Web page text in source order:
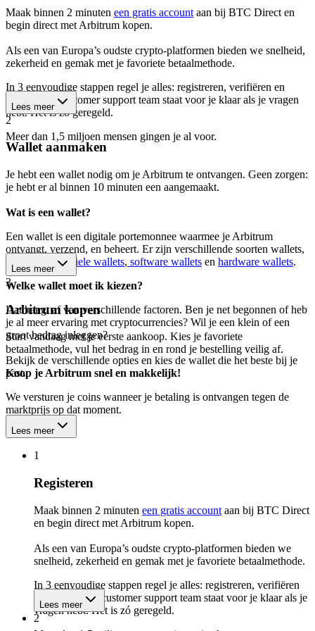
Maak binnen 2 minuten een gratis account aan bij BTC Direct en
begin direct met Arbitrum kopen.
Als een van Europa’s oudste crypto-platformen bieden we snelheid,
zekerheid en gemak met je favoriete betaalmethode.
In 3 eenvoudige stappen regel je alles: registreren, verifiëren en
kopen. Ons customer support team staat voor je klaar als je vragen
hebt. Het is zó geregeld.
Meer dan 1,5 miljoen mensen gingen je al voor.
Lees meer
2
Wallet aanmaken
Je hebt een wallet nodig om je Arbitrum te ontvangen. Geen zorgen:
je hebt er al binnen 10 minuten een aangemaakt.
Wat is een wallet?
Een wallet is een digitale portemonnee waarmee je Arbitrum
ontvangt, verzend, en beheert. Er zijn verschillende soorten wallets,
mobiele wallets, software wallets en hardware wallets.
Welke wallet moet ik kiezen?
Dat hangt af van verschillende factoren. Ben je net begonnen of heb
je al meer ervaring met cryptocurrencies? Wil je een klein of een
groot bedrag inleggen?
Bekijk de verschillende opties en kies de wallet die het beste bij je
past.
Lees meer
3
Arbitrum kopen
Start vandaag met je eerste aankoop. Kies je favoriete
betaalmethode, vul het bedrag in en rond je bestelling veilig af.
Koop je Arbitrum snel en makkelijk!
We versturen je coins wanneer je betaling is ontvangen tegen de
marktprijs op dat moment.
Lees meer
1
Registeren
Maak binnen 2 minuten een gratis account aan bij BTC Direct
en begin direct met Arbitrum kopen.
Als een van Europa’s oudste crypto-platformen bieden we
snelheid, zekerheid en gemak met je favoriete betaalmethode.
In 3 eenvoudige stappen regel je alles: registreren, verifiëren
en kopen. Ons customer support team staat voor je klaar als je
vragen hebt. Het is zó geregeld.
Lees meer
2